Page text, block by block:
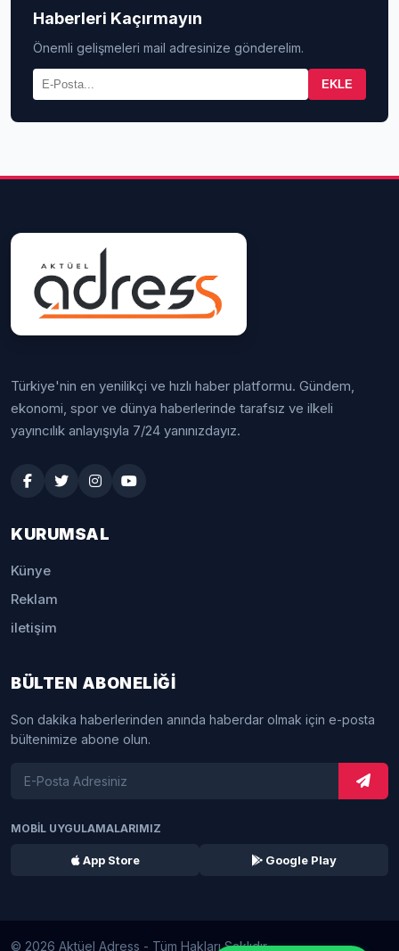
Haberleri Kaçırmayın
Önemli gelişmeleri mail adresinize gönderelim.
EKLE
Türkiye'nin en yenilikçi ve hızlı haber platformu. Gündem,
ekonomi, spor ve dünya haberlerinde tarafsız ve ilkeli
yayıncılık anlayışıyla 7/24 yanınızdayız.
KURUMSAL
Künye
Reklam
iletişim
BÜLTEN ABONELİĞİ
Son dakika haberlerinden anında haberdar olmak için e-posta
bültenimize abone olun.
MOBİL UYGULAMALARIMIZ
App Store Google Play
© 2026 Aktüel Adress - Tüm Hakları Saklıdır.